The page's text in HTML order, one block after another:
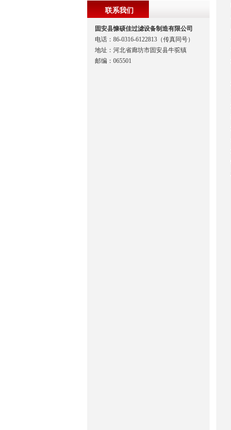
联系我们
固安县慷硕佳过滤设备制造有限公司
电话：86-0316-6122813（传真同号）
地址：河北省廊坊市固安县牛驼镇
邮编：065501